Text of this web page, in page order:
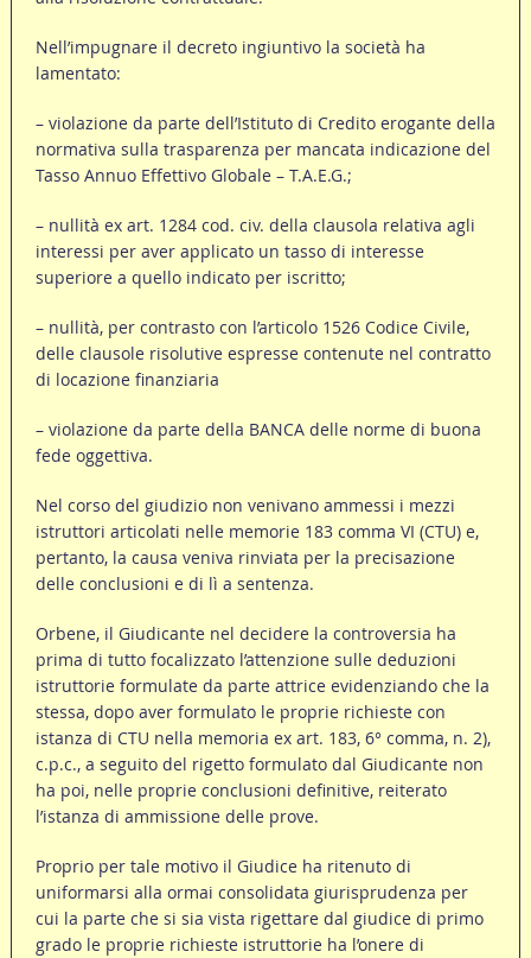
Nell’impugnare il decreto ingiuntivo la società ha
lamentato:
– violazione da parte dell’Istituto di Credito erogante della
normativa sulla trasparenza per mancata indicazione del
Tasso Annuo Effettivo Globale – T.A.E.G.;
– nullità ex art. 1284 cod. civ. della clausola relativa agli
interessi per aver applicato un tasso di interesse
superiore a quello indicato per iscritto;
– nullità, per contrasto con l’articolo 1526 Codice Civile,
delle clausole risolutive espresse contenute nel contratto
di locazione finanziaria
– violazione da parte della BANCA delle norme di buona
fede oggettiva.
Nel corso del giudizio non venivano ammessi i mezzi
istruttori articolati nelle memorie 183 comma VI (CTU) e,
pertanto, la causa veniva rinviata per la precisazione
delle conclusioni e di lì a sentenza.
Orbene, il Giudicante nel decidere la controversia ha
prima di tutto focalizzato l’attenzione sulle deduzioni
istruttorie formulate da parte attrice evidenziando che la
stessa, dopo aver formulato le proprie richieste con
istanza di CTU nella memoria ex art. 183, 6° comma, n. 2),
c.p.c., a seguito del rigetto formulato dal Giudicante non
ha poi, nelle proprie conclusioni definitive, reiterato
l’istanza di ammissione delle prove.
Proprio per tale motivo il Giudice ha ritenuto di
uniformarsi alla ormai consolidata giurisprudenza per
cui la parte che si sia vista rigettare dal giudice di primo
grado le proprie richieste istruttorie ha l’onere di